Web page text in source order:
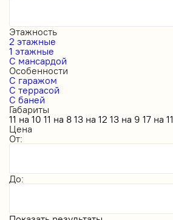
Этажность
2 этажные
1 этажные
С мансардой
Особенности
С гаражом
С террасой
С баней
Габариты
11 на 10 11 на 8 13 на 12 13 на 9 17 на 11
Цена
От:
До: